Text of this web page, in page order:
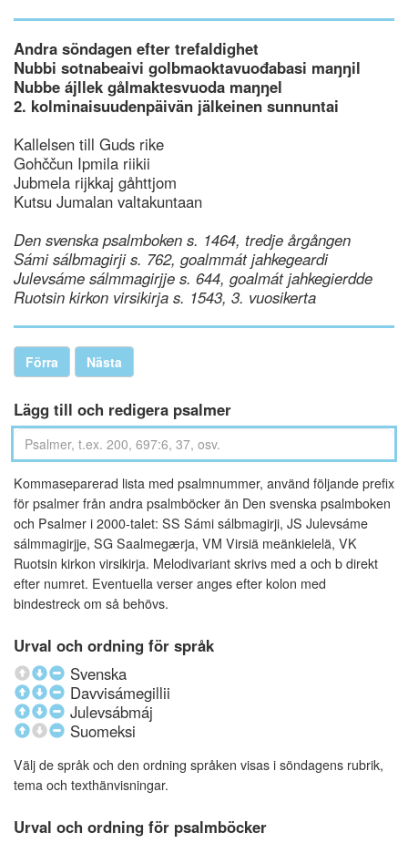
Andra söndagen efter trefaldighet
Nubbi sotnabeaivi golbmaoktavuođabasi maŋŋil
Nubbe ájllek gålmaktesvuoda maŋŋel
2. kolminaisuudenpäivän jälkeinen sunnuntai
Kallelsen till Guds rike
Gohččun Ipmila riikii
Jubmela rijkkaj gåhttjom
Kutsu Jumalan valtakuntaan
Den svenska psalmboken s. 1464, tredje årgången
Sámi sálbmagirji s. 762, goalmmát jahkegeardi
Julevsáme sálmmagirjje s. 644, goalmát jahkegierdde
Ruotsin kirkon virsikirja s. 1543, 3. vuosikerta
Förra Nästa
Lägg till och redigera psalmer
Kommaseparerad lista med psalmnummer, använd följande prefix
för psalmer från andra psalmböcker än Den svenska psalmboken
och Psalmer i 2000-talet: SS Sámi sálbmagirji, JS Julevsáme
sálmmagirjje, SG Saalmegærja, VM Virsiä meänkielelä, VK
Ruotsin kirkon virsikirja. Melodivariant skrivs med a och b direkt
efter numret. Eventuella verser anges efter kolon med
bindestreck om så behövs.
Urval och ordning för språk
Svenska
Davvisámegillii
Julevsábmáj
Suomeksi
Välj de språk och den ordning språken visas i söndagens rubrik,
tema och texthänvisningar.
Urval och ordning för psalmböcker